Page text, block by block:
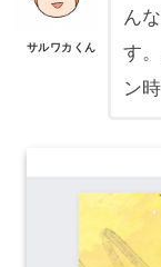
サルワカくん
ん
す
ン